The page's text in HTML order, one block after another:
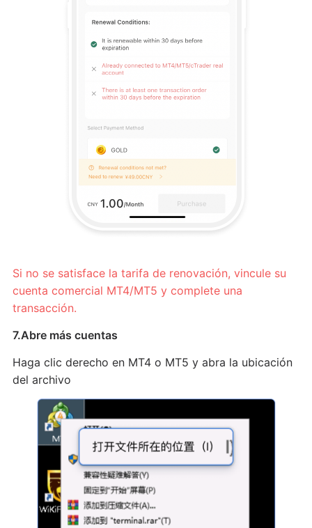
Si no se satisface la tarifa de renovación, vincule su
cuenta comercial MT4/MT5 y complete una
transacción.
7.Abre más cuentas
Haga clic derecho en MT4 o MT5 y abra la ubicación
del archivo